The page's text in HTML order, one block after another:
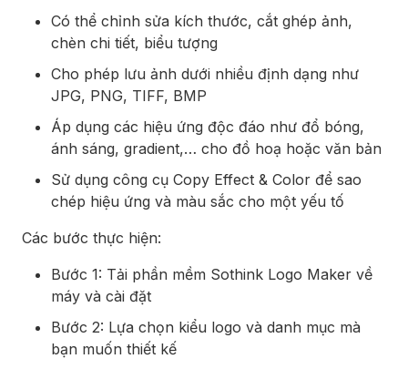
Có thể chỉnh sửa kích thước, cắt ghép ảnh,
chèn chi tiết, biểu tượng
Cho phép lưu ảnh dưới nhiều định dạng như
JPG, PNG, TIFF, BMP
Áp dụng các hiệu ứng độc đáo như đổ bóng,
ánh sáng, gradient,… cho đồ hoạ hoặc văn bản
Sử dụng công cụ Copy Effect & Color để sao
chép hiệu ứng và màu sắc cho một yếu tố
Các bước thực hiện:
Bước 1: Tải phần mềm Sothink Logo Maker về
máy và cài đặt
Bước 2: Lựa chọn kiểu logo và danh mục mà
bạn muốn thiết kế